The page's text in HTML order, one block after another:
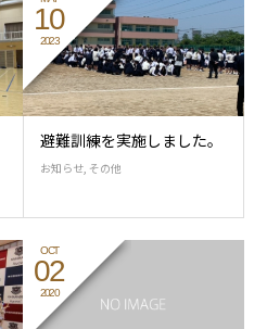
10
2023
避難訓練を実施しました。
お知らせ その他
OCT
02
2020